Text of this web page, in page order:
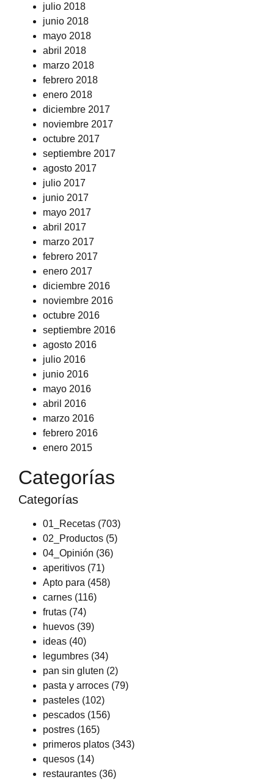
julio 2018
junio 2018
mayo 2018
abril 2018
marzo 2018
febrero 2018
enero 2018
diciembre 2017
noviembre 2017
octubre 2017
septiembre 2017
agosto 2017
julio 2017
junio 2017
mayo 2017
abril 2017
marzo 2017
febrero 2017
enero 2017
diciembre 2016
noviembre 2016
octubre 2016
septiembre 2016
agosto 2016
julio 2016
junio 2016
mayo 2016
abril 2016
marzo 2016
febrero 2016
enero 2015
Categorías
Categorías
01_Recetas (703)
02_Productos (5)
04_Opinión (36)
aperitivos (71)
Apto para (458)
carnes (116)
frutas (74)
huevos (39)
ideas (40)
legumbres (34)
pan sin gluten (2)
pasta y arroces (79)
pasteles (102)
pescados (156)
postres (165)
primeros platos (343)
quesos (14)
restaurantes (36)